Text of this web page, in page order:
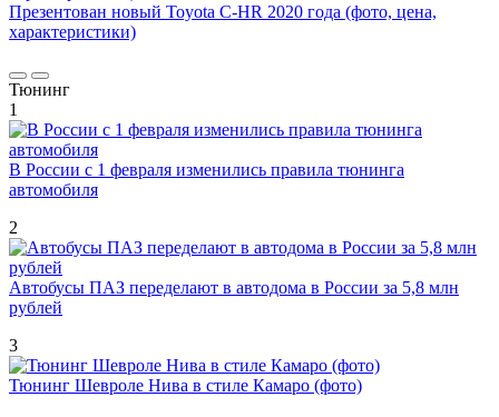
Презентован новый Toyota C-HR 2020 года (фото, цена,
характеристики)
Тюнинг
1
В России с 1 февраля изменились правила тюнинга
автомобиля
2
Автобусы ПАЗ переделают в автодома в России за 5,8 млн
рублей
3
Тюнинг Шевроле Нива в стиле Камаро (фото)